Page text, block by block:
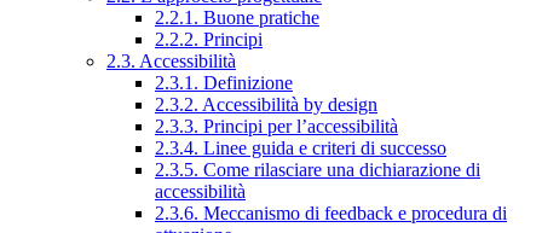
2.2.1. Buone pratiche
2.2.2. Principi
2.3. Accessibilità
2.3.1. Definizione
2.3.2. Accessibilità by design
2.3.3. Principi per l’accessibilità
2.3.4. Linee guida e criteri di successo
2.3.5. Come rilasciare una dichiarazione di
accessibilità
2.3.6. Meccanismo di feedback e procedura di